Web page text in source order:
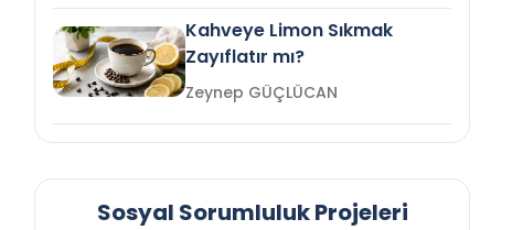
Kahveye Limon Sıkmak
Zayıflatır mı?
Zeynep GÜÇLÜCAN
Sosyal Sorumluluk Projeleri